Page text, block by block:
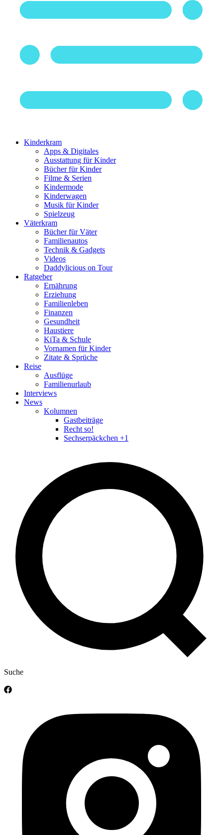
Kinderkram
Apps & Digitales
Ausstattung für Kinder
Bücher für Kinder
Filme & Serien
Kindermode
Kinderwagen
Musik für Kinder
Spielzeug
Väterkram
Bücher für Väter
Familienautos
Technik & Gadgets
Videos
Daddylicious on Tour
Ratgeber
Ernährung
Erziehung
Familienleben
Finanzen
Gesundheit
Haustiere
KiTa & Schule
Vornamen für Kinder
Zitate & Sprüche
Reise
Ausflüge
Familienurlaub
Interviews
News
Kolumnen
Gastbeiträge
Recht so!
Sechserpäckchen +1
Suche